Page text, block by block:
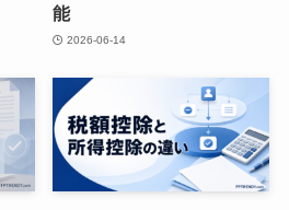
能
2026-06-14